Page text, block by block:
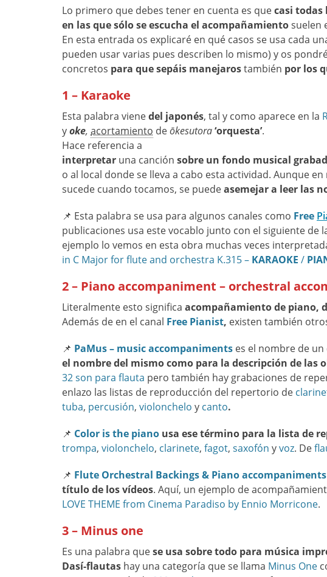
Lo primero que debes tener en cuenta es quecasi todas
en las que sólo se escucha el acompañamientosuelen
En esta entrada os explicaré en qué casos se usa cada
pueden usar varias pues describen lo mismo) y os
concretos para que sepáis manejarostambién por los
1 – Karaoke
Esta palabra vienedel japonés, tal y como aparece en la
yoke, acortamiento deōkesutora‘orquesta’.
Hace referencia a
interpretar una canción sobre un fondo musical
o al local donde se lleva a cabo esta actividad. Aunque
sucede cuando tocamos, se puedeasemejar a leer las
📌 Esta palabra se usa para algunos canales como Free
publicaciones usa este vocablo junto con el siguiente de
ejemplo lo vemos en esta obra muchas veces
in C Major for flute and orchestra K.315 – KARAOKE /
2 – Piano accompaniment – orchestral
Literalmente esto significa acompañamiento de piano,
Además de en el canal Free Pianist, existen también
📌 PaMus – music accompaniments es el nombre de un
el nombre del mismo como para la descripción de las
32 son para flauta pero también hay grabaciones de
enlazo las listas de reproducción del repertorio de
tuba, percusión, violonchelo y canto.
📌 Color is the piano usa ese término para la lista de
trompa, violonchelo, clarinete, fagot, saxofón yvoz. De
📌 Flute Orchestral Backings & Piano accompaniments
título de los vídeos. Aquí, un ejemplo de
LOVE THEME from Cinema Paradiso by Ennio Morricone.
3 – Minus one
Es una palabra quese usa sobre todo para música
Dasí-flautas hay una categoría que se llama Minus One